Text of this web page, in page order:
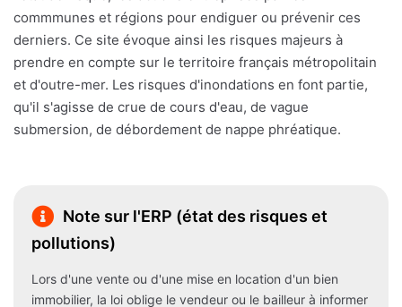
commmunes et régions pour endiguer ou prévenir ces
derniers. Ce site évoque ainsi les risques majeurs à
prendre en compte sur le territoire français métropolitain
et d'outre-mer. Les risques d'inondations en font partie,
qu'il s'agisse de crue de cours d'eau, de vague
submersion, de débordement de nappe phréatique.
Note sur l'ERP (état des risques et
pollutions)
Lors d'une vente ou d'une mise en location d'un bien
immobilier, la loi oblige le vendeur ou le bailleur à informer